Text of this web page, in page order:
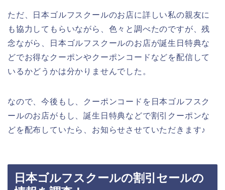
ただ、日本ゴルフスクールのお店に詳しい私の親友に
も協力してもらいながら、色々と調べたのですが、残
念ながら、日本ゴルフスクールのお店が誕生日特典な
どでお得なクーポンやクーポンコードなどを配信して
いるかどうかは分かりませんでした。
なので、今後もし、クーポンコードを日本ゴルフスク
ールのお店がもし、誕生日特典などで割引クーポンな
どを配布していたら、お知らせさせていただきます♪
日本ゴルフスクールの割引セールの